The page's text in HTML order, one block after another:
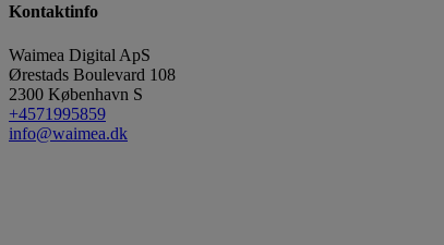
Kontaktinfo
Waimea Digital ApS
Ørestads Boulevard 108
2300 København S
+4571995859
info@waimea.dk